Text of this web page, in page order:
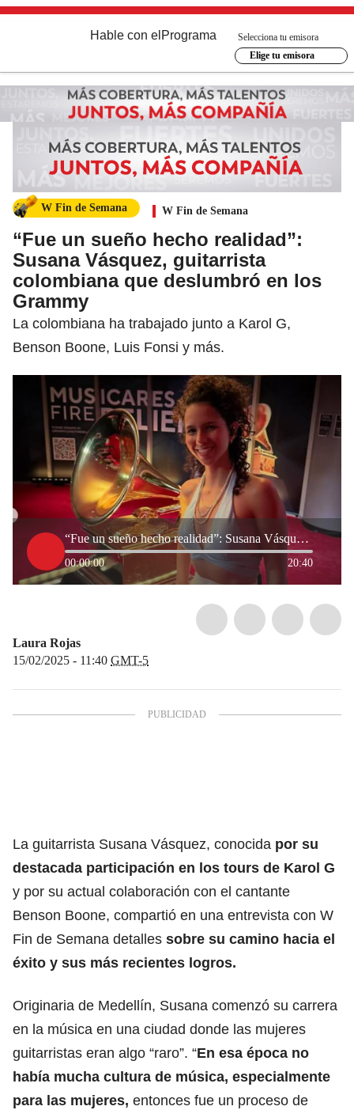
Hable con el Programa
Selecciona tu emisora
Elige tu emisora
W Fin de Semana W Fin de Semana
“Fue un sueño hecho realidad”:
Susana Vásquez, guitarrista
colombiana que deslumbró en los
Grammy
La colombiana ha trabajado junto a Karol G,
Benson Boone, Luis Fonsi y más.
“Fue un sueño hecho realidad”: Susana Vásquez, guitarrista colombiana que deslumbró en los Grammy
00:00:00 20:40
Laura Rojas
15/02/2025 - 11:40 GMT-5
La guitarrista Susana Vásquez, conocida por su
destacada participación en los tours de Karol G
y por su actual colaboración con el cantante
Benson Boone, compartió en una entrevista con W
Fin de Semana detalles sobre su camino hacia el
éxito y sus más recientes logros.
Originaria de Medellín, Susana comenzó su carrera
en la música en una ciudad donde las mujeres
guitarristas eran algo “raro”. “En esa época no
había mucha cultura de música, especialmente
para las mujeres, entonces fue un proceso de